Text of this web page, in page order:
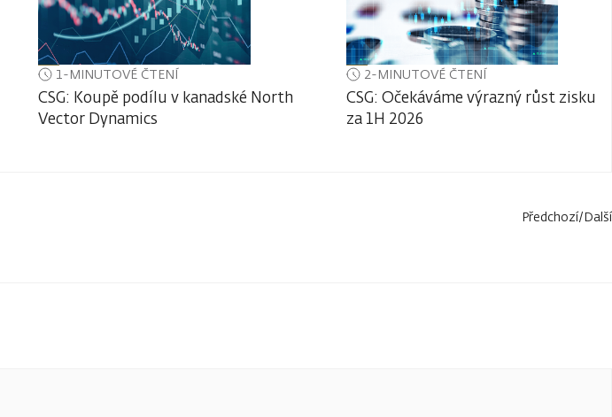
1-MINUTOVÉ ČTENÍ
CSG: Koupě podílu v kanadské North
Vector Dynamics
2-MINUTOVÉ ČTENÍ
CSG: Očekáváme výrazný růst zisku
za 1H 2026
Předchozí/Další